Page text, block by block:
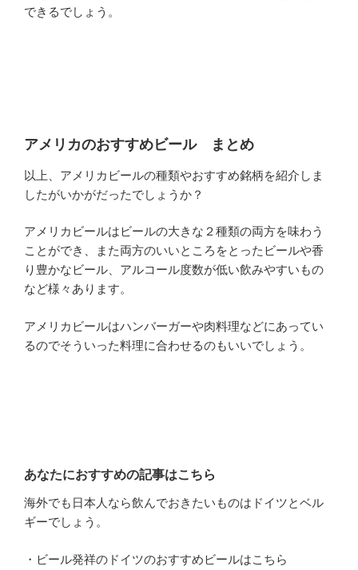
できるでしょう。
アメリカのおすすめビール まとめ
以上、アメリカビールの種類やおすすめ銘柄を紹介しま
したがいかがだったでしょうか？
アメリカビールはビールの大きな２種類の両方を味わう
ことができ、また両方のいいところをとったビールや香
り豊かなビール、アルコール度数が低い飲みやすいもの
など様々あります。
アメリカビールはハンバーガーや肉料理などにあってい
るのでそういった料理に合わせるのもいいでしょう。
あなたにおすすめの記事はこちら
海外でも日本人なら飲んでおきたいものはドイツとベル
ギーでしょう。
・ビール発祥のドイツのおすすめビールはこちら